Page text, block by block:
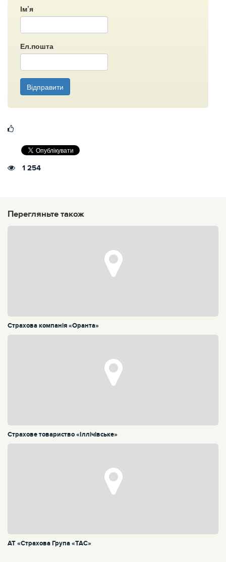
Ім’я
Ел.пошта
Відправити
1 254
Перегляньте також
Страхова компанія «Оранта»
Страхове товариство «Іллічівське»
АТ «Страхова Група «ТАС»